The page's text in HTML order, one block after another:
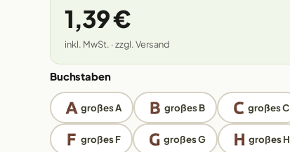
1,39 €
inkl. MwSt. · zzgl. Versand
Buchstaben
großes A großes B großes C
großes F großes G großes H